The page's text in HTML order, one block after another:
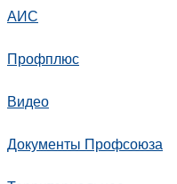
АИС
Профплюс
Видео
Документы Профсоюза